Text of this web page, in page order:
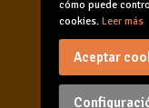
Inicio
cómo puede
cookies. Leer más
Aceptar